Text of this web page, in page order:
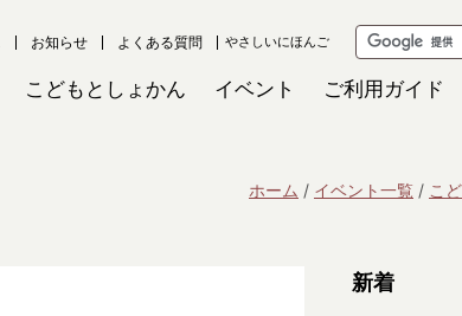
お知らせ よくある質問 やさしいにほんご
こどもとしょかん イベント ご利用ガイド
ホーム イベント一覧 こ
新着